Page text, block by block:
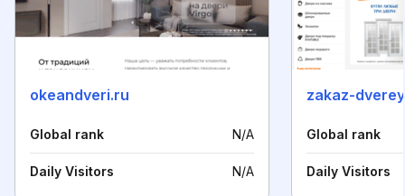
okeandveri.ru
Global rank N/A
Daily Visitors N/A
zakaz-
Global rank
Daily Visitors